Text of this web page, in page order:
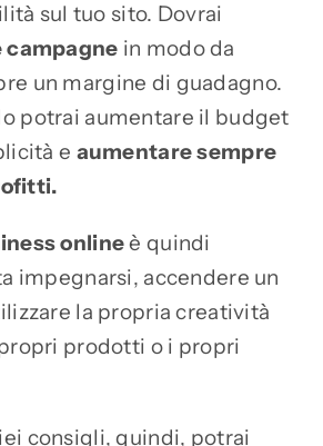
sul tuo sito. Dovrai
in modo da
un margine di guadagno.
potrai aumentare il budget
e aumentare sempre
onlineè quindi
impegnarsi, accendere un
la propria creatività
prodotti o i propri
consigli, quindi, potrai